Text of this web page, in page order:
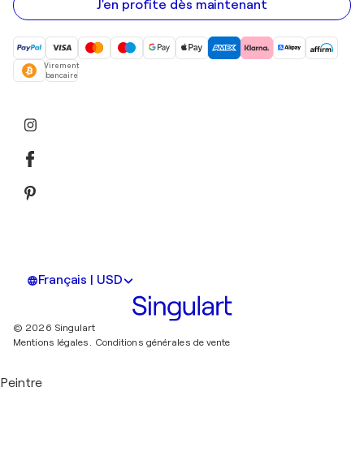
mail
J'en profite dès maintenant
Virement
bancaire
Français | USD
© 2026 Singulart
Mentions légales. Conditions générales de vente
Peintre